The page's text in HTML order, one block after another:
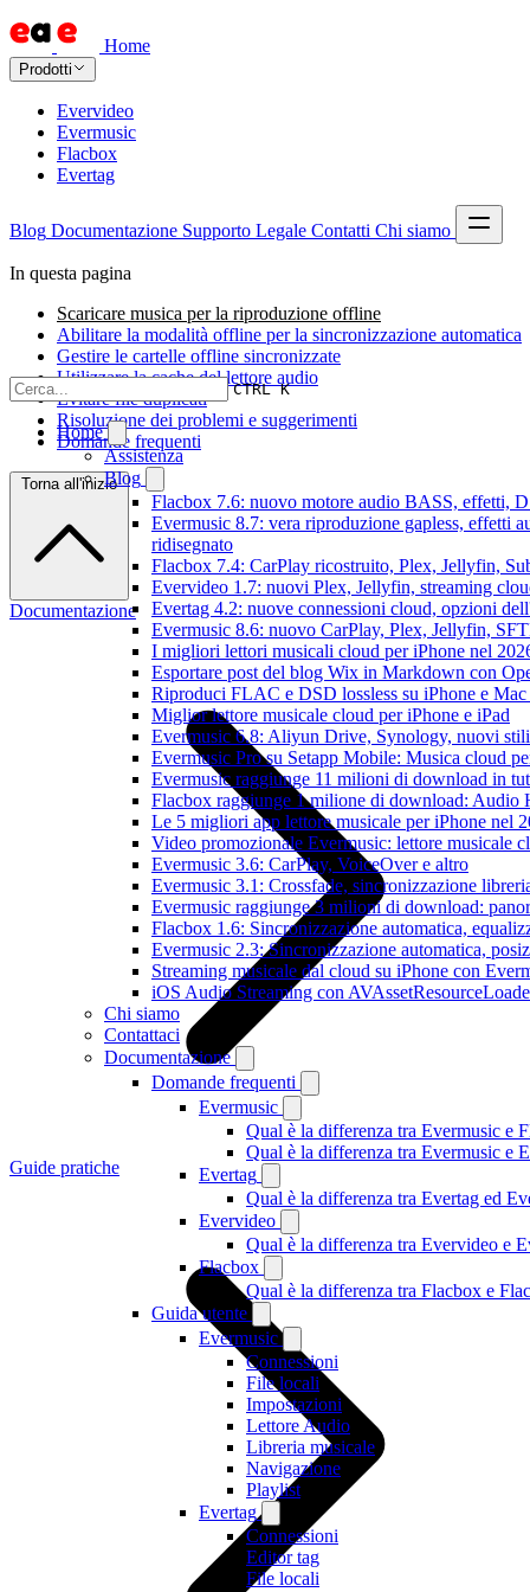
Home
Prodotti
Evervideo
Evermusic
Flacbox
Evertag
Blog Documentazione Supporto Legale Contatti Chi siamo
CTRL K
Home
Assistenza
Blog
Flacbox 7.6: nuovo motore audio BASS, effetti,
Evermusic 8.7: vera riproduzione gapless, effetti
ridisegnato
Flacbox 7.4: CarPlay ricostruito, Plex, Jellyfin,
Evervideo 1.7: nuovi Plex, Jellyfin, streaming
Evertag 4.2: nuove connessioni cloud, opzioni
Evermusic 8.6: nuovo CarPlay, Plex, Jellyfin,
I migliori lettori musicali cloud per iPhone nel
Esportare post del blog Wix in Markdown con
Riproduci FLAC e DSD lossless su iPhone e
Miglior lettore musicale cloud per iPhone e iPad
Evermusic 6.8: Aliyun Drive, Synology, nuovi
Evermusic Pro su Setapp Mobile: Musica cloud
Evermusic raggiunge 11 milioni di download in
Flacbox raggiunge 1 milione di download: Audio
Le 5 migliori app lettore musicale per iPhone nel
Video promozionale Evermusic: lettore musicale
Evermusic 3.6: CarPlay, VoiceOver e altro
Evermusic 3.1: Crossfade, sincronizzazione
Evermusic raggiunge 3 milioni di download:
Flacbox 1.6: Sincronizzazione automatica,
Evermusic 2.3: Sincronizzazione automatica,
Streaming musicale dal cloud su iPhone con
iOS Audio Streaming con
Chi siamo
Contattaci
Documentazione
Domande frequenti
Evermusic
Qual è la differenza tra Evermusic e
Qual è la differenza tra Evermusic e
Evertag
Qual è la differenza tra Evertag ed
Evervideo
Qual è la differenza tra Evervideo e
Flacbox
Qual è la differenza tra Flacbox e
Guida utente
Evermusic
Connessioni
File locali
Impostazioni
Lettore Audio
Libreria musicale
Navigazione
Playlist
Evertag
Connessioni
Editor tag
File locali
In questa pagina
Scaricare musica per la riproduzione offline
Abilitare la modalità offline per la sincronizzazione automatica
Gestire le cartelle offline sincronizzate
Utilizzare la cache del lettore audio
Evitare file duplicati
Risoluzione dei problemi e suggerimenti
Domande frequenti
Torna all'inizio
Documentazione
Guide pratiche